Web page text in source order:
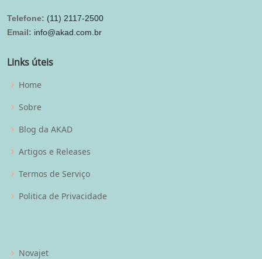
Telefone: (11) 2117-2500
Email: info@akad.com.br
Links úteis
Home
Sobre
Blog da AKAD
Artigos e Releases
Termos de Serviço
Politica de Privacidade
Novajet